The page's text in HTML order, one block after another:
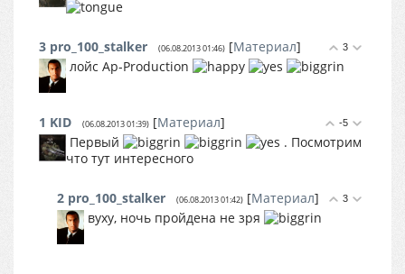
3
3 pro_100_stalker (06.08.2013 01:46) [Материал]
лойс Ap-Production
-5
1 KID (06.08.2013 01:39) [Материал]
Первый
. Посмотрим
что тут интересного
3
2 pro_100_stalker (06.08.2013 01:42) [Материал]
вуху, ночь пройдена не зря